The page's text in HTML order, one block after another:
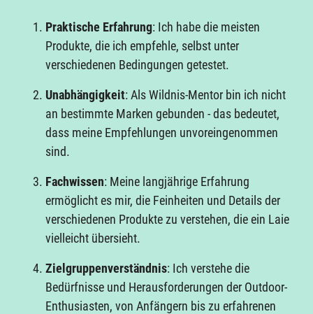
Praktische Erfahrung: Ich habe die meisten
Produkte, die ich empfehle, selbst unter
verschiedenen Bedingungen getestet.
Unabhängigkeit: Als Wildnis-Mentor bin ich nicht
an bestimmte Marken gebunden - das bedeutet,
dass meine Empfehlungen unvoreingenommen
sind.
Fachwissen: Meine langjährige Erfahrung
ermöglicht es mir, die Feinheiten und Details der
verschiedenen Produkte zu verstehen, die ein Laie
vielleicht übersieht.
Zielgruppenverständnis: Ich verstehe die
Bedürfnisse und Herausforderungen der Outdoor-
Enthusiasten, von Anfängern bis zu erfahrenen